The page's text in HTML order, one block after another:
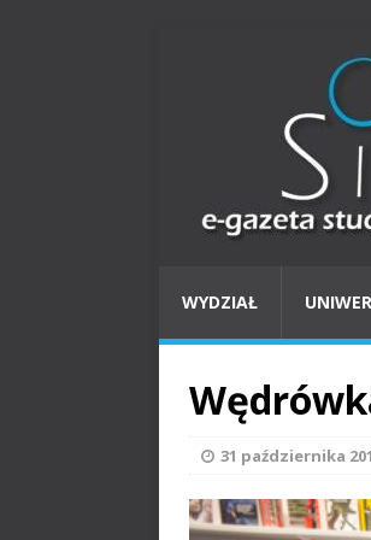
WYDZIAŁ
31 października